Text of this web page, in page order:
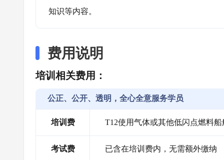
知识等内容。
费用说明
培训相关费用：
公正、公开、透明，全心全意服务学员
培训费 T12使用气体或其他低闪点燃料
考试费 已含在培训费内，无需额外缴纳